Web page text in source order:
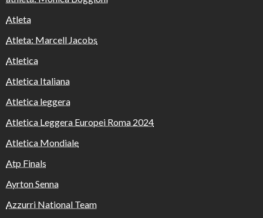
Atleta
Atleta: Marcell Jacobs
Atletica
Atletica Italiana
Atletica leggera
Atletica Leggera Europei Roma 2024
Atletica Mondiale
Atp Finals
Ayrton Senna
Azzurri National Team